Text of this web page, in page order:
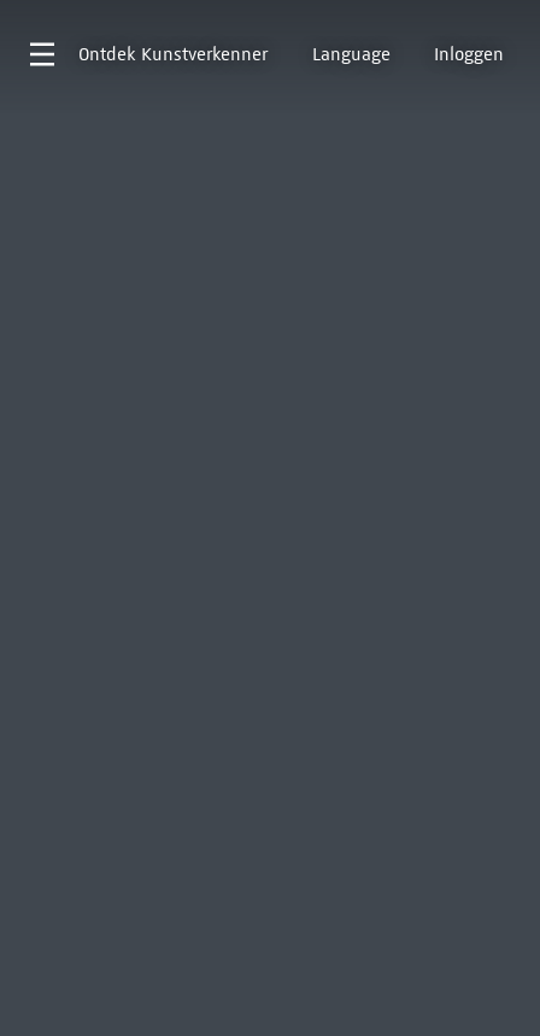
Ontdek Kunstverkenner Language Inloggen